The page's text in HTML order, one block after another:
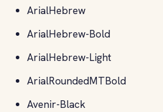
ArialHebrew
ArialHebrew-Bold
ArialHebrew-Light
ArialRoundedMTBold
Avenir-Black